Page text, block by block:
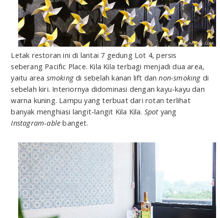
Letak restoran ini di lantai 7 gedung Lot 4, persis
seberang Pacific Place. Kila Kila terbagi menjadi dua area,
yaitu area smoking di sebelah kanan lift dannon-smoking di
sebelah kiri. Interiornya didominasi dengan kayu-kayu dan
warna kuning. Lampu yang terbuat dari rotan terlihat
banyak menghiasi langit-langit Kila Kila. Spotyang
Instagram-able banget.